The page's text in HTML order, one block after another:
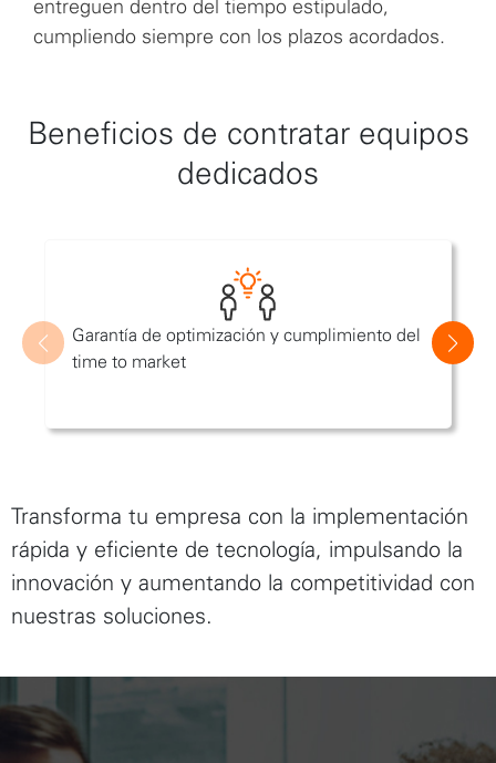
entreguen dentro del tiempo estipulado,
cumpliendo siempre con los plazos acordados.
Beneficios de contratar equipos
dedicados
Garantía de optimización y cumplimiento del
time to market
Transforma tu empresa con la implementación
rápida y eficiente de tecnología, impulsando la
innovación y aumentando la competitividad con
nuestras soluciones.